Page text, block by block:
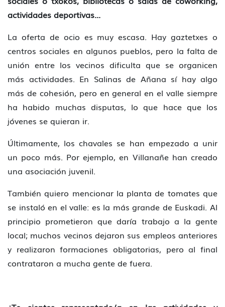
actividades deportivas...
La oferta de ocio es muy escasa. Hay gaztetxes o
centros sociales en algunos pueblos, pero la falta de
unión entre los vecinos dificulta que se organicen
más actividades. En Salinas de Añana sí hay algo
más de cohesión, pero en general en el valle siempre
ha habido muchas disputas, lo que hace que los
jóvenes se quieran ir.
Últimamente, los chavales se han empezado a unir
un poco más. Por ejemplo, en Villanañe han creado
una asociación juvenil.
También quiero mencionar la planta de tomates que
se instaló en el valle: es la más grande de Euskadi. Al
principio prometieron que daría trabajo a la gente
local; muchos vecinos dejaron sus empleos anteriores
y realizaron formaciones obligatorias, pero al final
contrataron a mucha gente de fuera.